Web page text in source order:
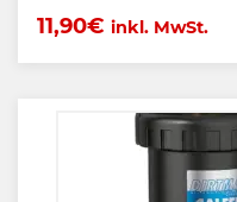
11,90€ inkl. MwSt.